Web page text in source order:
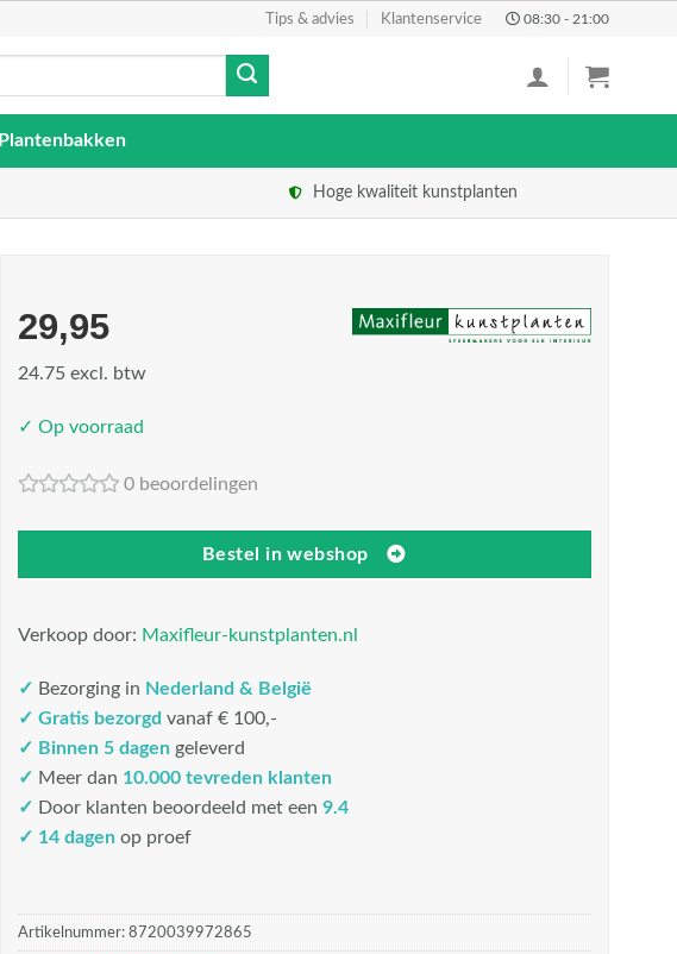
Tips & advies Klantenservice 08:30 - 21:00
Plantenbakken
Hoge kwaliteit kunstplanten
29,95
24.75 excl. btw
✓ Op voorraad
0 beoordelingen
Bestel in webshop
Verkoop door: Maxifleur-kunstplanten.nl
✓ Bezorging in Nederland & België
✓ Gratis bezorgd vanaf € 100,-
✓ Binnen 5 dagengeleverd
✓ Meer dan 10.000 tevreden klanten
✓ Door klanten beoordeeld met een 9.4
✓ 14 dagenop proef
Artikelnummer: 8720039972865